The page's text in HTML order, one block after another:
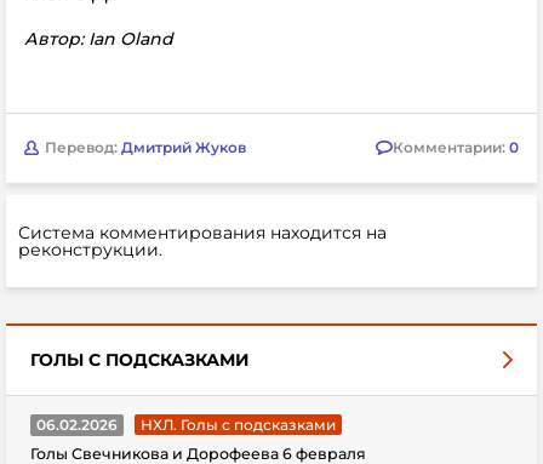
Автор: Ian Oland
Перевод: Дмитрий Жуков Комментарии: 0
Система комментирования находится на
реконструкции.
ГОЛЫ С ПОДСКАЗКАМИ
06.02.2026
НХЛ. Голы с подсказками
Голы Свечникова и Дорофеева 6 февраля